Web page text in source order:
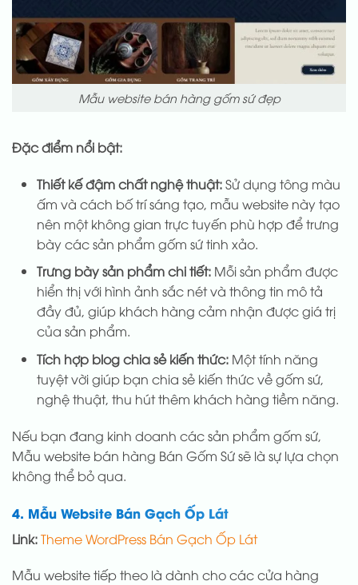
Mẫu website bán hàng gốm sứ đẹp
Đặc điểm nổi bật:
Thiết kế đậm chất nghệ thuật:Sử dụng tông màu
ấm và cách bố trí sáng tạo, mẫu website này tạo
nên một không gian trực tuyến phù hợp để trưng
bày các sản phẩm gốm sứ tinh xảo.
Trưng bày sản phẩm chi tiết:Mỗi sản phẩm được
hiển thị với hình ảnh sắc nét và thông tin mô tả
đầy đủ, giúp khách hàng cảm nhận được giá trị
của sản phẩm.
Tích hợp blog chia sẻ kiến thức:Một tính năng
tuyệt vời giúp bạn chia sẻ kiến thức về gốm sứ,
nghệ thuật, thu hút thêm khách hàng tiềm năng.
Nếu bạn đang kinh doanh các sản phẩm gốm sứ,
Mẫu website bán hàng Bán Gốm Sứ sẽ là sự lựa chọn
không thể bỏ qua.
4. Mẫu Website Bán Gạch Ốp Lát
Link:Theme WordPress Bán Gạch Ốp Lát
Mẫu website tiếp theo là dành cho các cửa hàng